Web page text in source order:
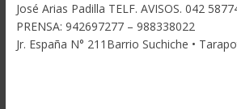
José Arias Padilla TELF. AVISOS. 042
PRENSA: 942697277 – 988338022
Jr. España N° 211Barrio Suchiche •